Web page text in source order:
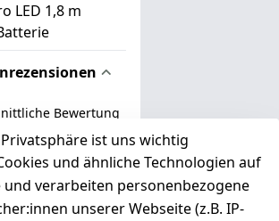
LED 1,8 m
Bewertung
0
auf 0 Bewertung(en)
abgeben
ist uns wichtig
und ähnliche Technologien auf
und verarbeiten personenbezogene
unserer Webseite (z.B. IP-